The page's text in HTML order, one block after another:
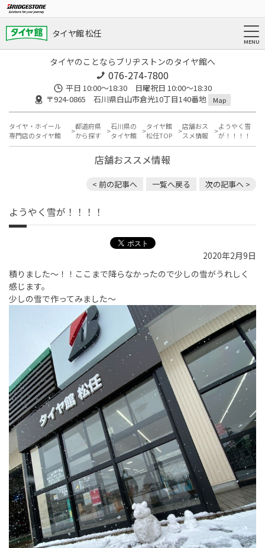
タイヤ館 松任
タイヤのことならブリヂストンのタイヤ館へ
076-274-7800
平日 10:00～18:30 日曜祝日 10:00～18:30
〒924-0865 石川県白山市倉光10丁目140番地
Map
タイヤ・ホイール
専門店のタイヤ館
都道府県
から探す
石川県の
タイヤ館
タイヤ館
松任TOP
店舗おス
スメ情報
ようやく雪
が！！！！
店舗おススメ情報
< 前の記事へ 一覧へ戻る 次の記事へ >
ようやく雪が！！！！
2020年2月9日
積りました～！！ここまで降らなかったので少しの雪がうれしく
感じます。
少しの雪で作ってみました～